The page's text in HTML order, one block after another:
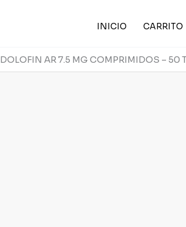
INICIO CARRITO
DOLOFIN AR 7.5 MG COMPRIMIDOS –